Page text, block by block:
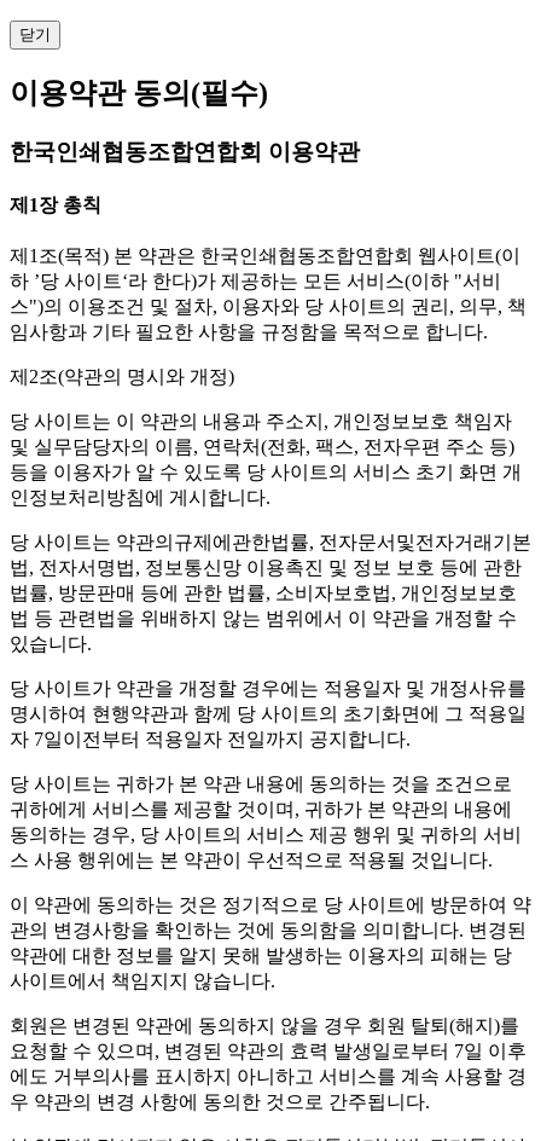
닫기
이용약관 동의 (필수)
한국인쇄협동조합연합회 이용약관
제1장 총칙
제1조(목적) 본 약관은 한국인쇄협동조합연합회 웹사이트(이
하 ’당 사이트‘라 한다)가 제공하는 모든 서비스(이하 "서비
스")의 이용조건 및 절차, 이용자와 당 사이트의 권리, 의무, 책
임사항과 기타 필요한 사항을 규정함을 목적으로 합니다.
제2조(약관의 명시와 개정)
당 사이트는 이 약관의 내용과 주소지, 개인정보보호 책임자
및 실무담당자의 이름, 연락처(전화, 팩스, 전자우편 주소 등)
등을 이용자가 알 수 있도록 당 사이트의 서비스 초기 화면 개
인정보처리방침에 게시합니다.
당 사이트는 약관의규제에관한법률, 전자문서및전자거래기본
법, 전자서명법, 정보통신망 이용촉진 및 정보 보호 등에 관한
법률, 방문판매 등에 관한 법률, 소비자보호법, 개인정보보호
법 등 관련법을 위배하지 않는 범위에서 이 약관을 개정할 수
있습니다.
당 사이트가 약관을 개정할 경우에는 적용일자 및 개정사유를
명시하여 현행약관과 함께 당 사이트의 초기화면에 그 적용일
자 7일이전부터 적용일자 전일까지 공지합니다.
당 사이트는 귀하가 본 약관 내용에 동의하는 것을 조건으로
귀하에게 서비스를 제공할 것이며, 귀하가 본 약관의 내용에
동의하는 경우, 당 사이트의 서비스 제공 행위 및 귀하의 서비
스 사용 행위에는 본 약관이 우선적으로 적용될 것입니다.
이 약관에 동의하는 것은 정기적으로 당 사이트에 방문하여 약
관의 변경사항을 확인하는 것에 동의함을 의미합니다. 변경된
약관에 대한 정보를 알지 못해 발생하는 이용자의 피해는 당
사이트에서 책임지지 않습니다.
회원은 변경된 약관에 동의하지 않을 경우 회원 탈퇴(해지)를
요청할 수 있으며, 변경된 약관의 효력 발생일로부터 7일 이후
에도 거부의사를 표시하지 아니하고 서비스를 계속 사용할 경
우 약관의 변경 사항에 동의한 것으로 간주됩니다.